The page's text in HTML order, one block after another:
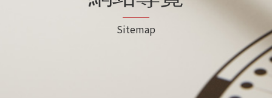
Sitemap